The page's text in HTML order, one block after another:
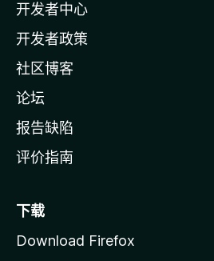
主
页
开发者中心
开发者政策
社区博客
论坛
报告缺陷
评价指南
下载
Download Firefox